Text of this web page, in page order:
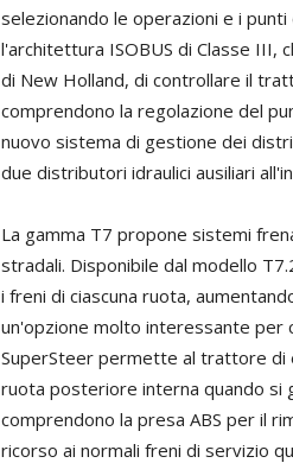
selezionando le operazioni e i
l'architettura ISOBUS di Classe III,
di New Holland, di controllare il
comprendono la regolazione del
nuovo sistema di gestione dei
due distributori idraulici ausiliari
La gamma T7 propone sistemi
stradali. Disponibile dal modello
i freni di ciascuna ruota,
un'opzione molto interessante per
SuperSteer permette al trattore di
ruota posteriore interna quando si
comprendono la presa ABS per il
ricorso ai normali freni di servizio